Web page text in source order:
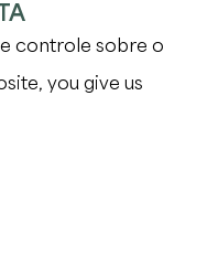
controle sobre o
you give us